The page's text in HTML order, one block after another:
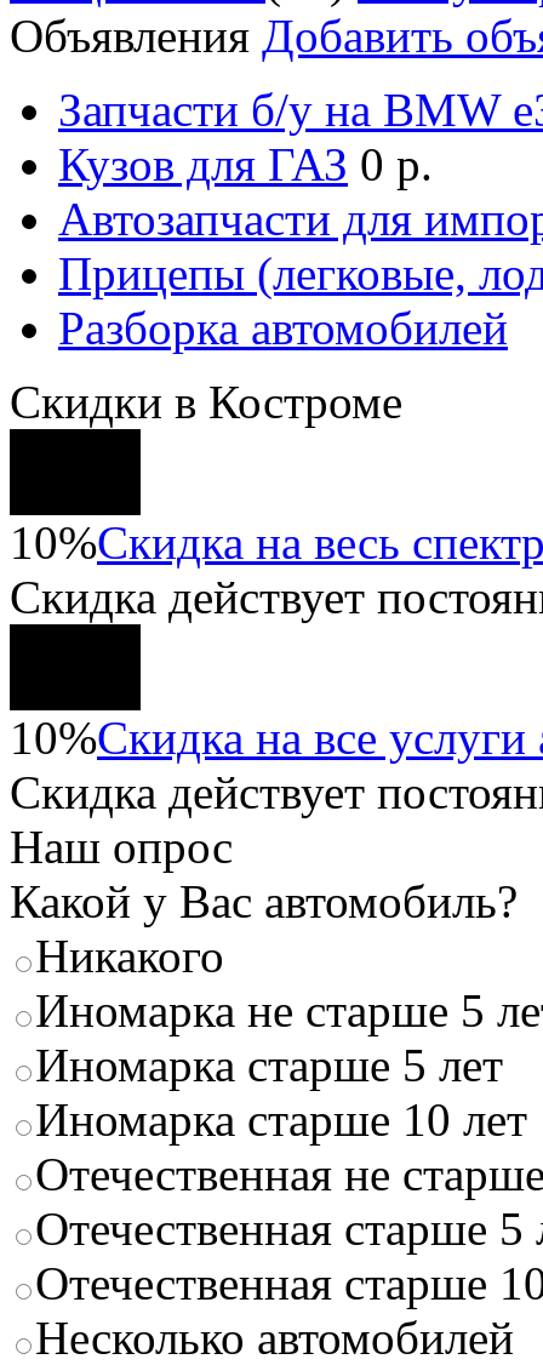
Объявления Добавить
Запчасти б/у на BMW
Кузов для ГАЗ 0 р.
Автозапчасти для
Прицепы (легковые,
Разборка автомобилей
Скидки в Костроме
10%Скидка на весь
Скидка действует
10%Скидка на все
Скидка действует
Наш опрос
Какой у Вас автомобиль?
Никакого
Иномарка не старше 5
Иномарка старше 5 лет
Иномарка старше 10 лет
Отечественная не
Отечественная старше 5
Отечественная старше
Несколько автомобилей